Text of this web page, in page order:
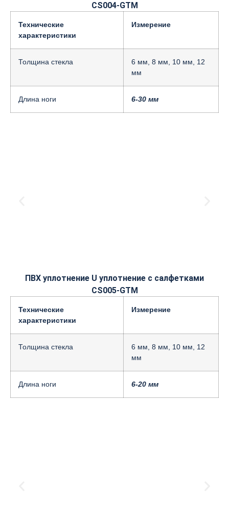
CS004-GTM
Технические
характеристики
Измерение
Толщина стекла
6 мм, 8 мм, 10 мм, 12
мм
Длина ноги 6-30 мм
ПВХ уплотнение U уплотнение с салфетками
CS005-GTM
Технические
характеристики
Измерение
Толщина стекла
6 мм, 8 мм, 10 мм, 12
мм
Длина ноги 6-20 мм